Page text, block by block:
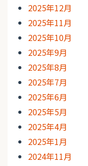
2025年12月
2025年11月
2025年10月
2025年9月
2025年8月
2025年7月
2025年6月
2025年5月
2025年4月
2025年1月
2024年11月